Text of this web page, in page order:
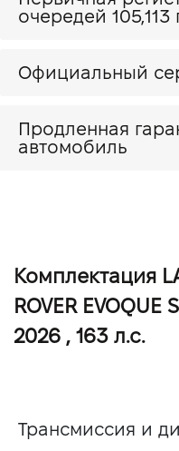
очередей 105,113
Официальный
Продленная
автомобиль
Комплектация
ROVER EVOQUE
2026 , 163 л.с.
Трансмиссия и